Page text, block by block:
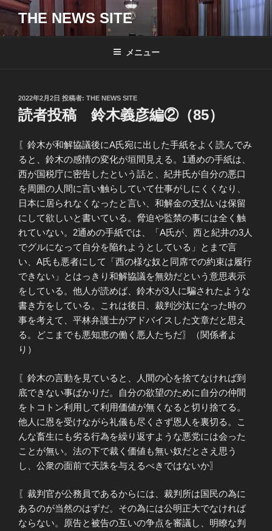
コ
テ
THE NEWS SITE
メニュー
投
稿
日:
2022年2月2日 投稿者: THE NEWS SITE
読者投稿 鈴木義彦編②（85）
〖鈴木が和解協議後にA氏宛に出した手紙をよく読んでみ
ると、鈴木の感情の変化が垣間見える。1通めの手紙は、
西が国税庁に密告したという話と、紀井氏が自分の悪口
を周囲の人間に言い触らしていて仕事がしにくくなり、
日本に居られなくなったと言い、和解金の支払いは保留
にして欲しいと書いている。脅迫や監禁の事には全く触
れていない。2通めの手紙では、「A氏が、西と紀井の3人
でグルになって自分を陥れようとしている」とまで言
い、A氏も悪者にして「西の様な奴と同席での約束は履行
できない」とはっきり和解協議を無効だという意思表示
をしている。他人が読めば、鈴木が3人に騙されたような
書き方をしている。これは後日、裁判沙汰になった時の
事を考えて、平林弁護士がアドバイスした文章だと思え
る。どこまでも悪知恵の働く悪人たちだ〗（関係者よ
り）
〖鈴木の言動を見ていると、人間の心を捨てなければ到
底できない事ばかりだ。自分の欲望のために自分の仲間
をトコトン利用して利用価値が無くなると切り捨てる。
他人に恩を受けながら礼儀も尽くさず恩人を裏切る。こ
んな畜生にも劣る行為を繰り返すような悪党には会った
ことが無い。法の下で裁く価値も無い奴だとさえ思う
し、公衆の面前で天誅を与えるべきではないか〗
〖裁判官が公務員であるからには、裁判所は国民の為に
あるのが当然のはずだ。その為には公明正大でなければ
ならない。原告と被告の互いの争点を審議し、明瞭な判